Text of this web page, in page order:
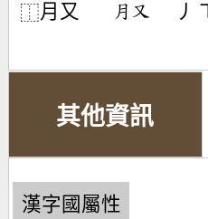
⿰月又 󶃭󶁓 丿
其他資訊
漢字國屬性